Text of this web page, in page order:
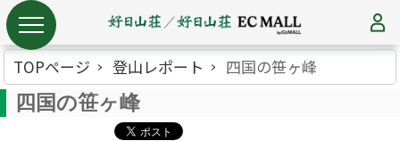
TOPページ 登山レポート 四国の笹ヶ峰
四国の笹ヶ峰